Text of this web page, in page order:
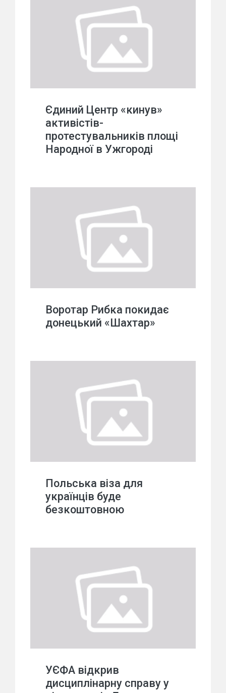
Єдиний Центр «кинув»
активістів-
протестувальників площі
Народної в Ужгороді
Воротар Рибка покидає
донецький «Шахтар»
Польська віза для
українців буде
безкоштовною
УЄФА відкрив
дисциплінарну справу у